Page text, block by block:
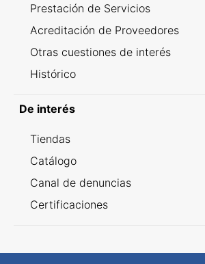
Prestación de Servicios
Acreditación de Proveedores
Otras cuestiones de interés
Histórico
De interés
Tiendas
Catálogo
Canal de denuncias
Certificaciones